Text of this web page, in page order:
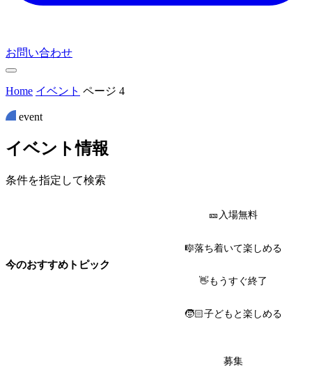
お問い合わせ
Home イベント ページ 4
event
イベン ト情報
条件を指定して検索
今のおすすめトピック
🎫入場無料
🎼落ち着いて楽しめる
👋もうすぐ終了
🧒🏻子どもと楽しめる
募集